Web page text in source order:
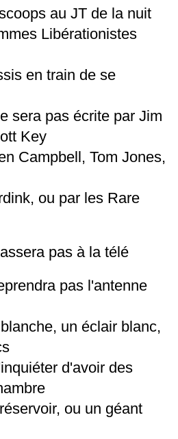
au JT de la nuit
Libérationistes
en train de se
sera pas écrite par Jim
Key
Campbell, Tom Jones,
ou par les Rare
pas à la télé
pas l'antenne
un éclair blanc,
d'avoir des
ou un géant